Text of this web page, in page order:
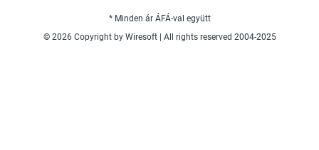
* Minden ár ÁFÁ-val együtt
© 2026 Copyright by Wiresoft | All rights reserved 2004-2025